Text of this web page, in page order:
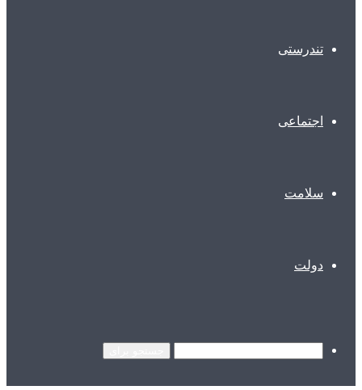
تندرستی
اجتماعی
سلامت
دولت